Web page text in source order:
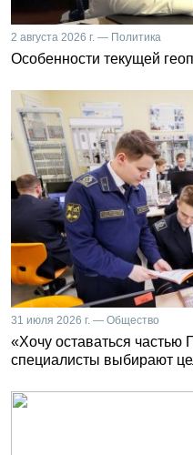
2 августа 2026 г. — Политика
Особенности текущей
31 июля 2026 г. — Общество
«Хочу оставаться частью
специалисты выбирают